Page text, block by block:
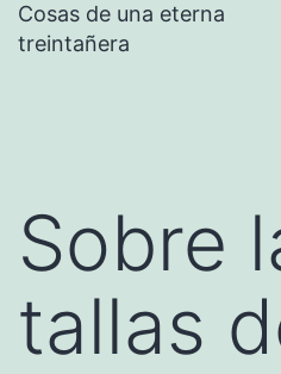
Cosas de una eterna
treintañera
Sobre
tallas